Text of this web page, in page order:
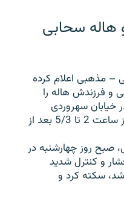
هاله سحابی
مذهبی اعلام کرده
و فرزندش هاله را
سهروردی
شمالی برگزار می کنند. این مراسم از ساعت 2 تا 5/3 بعد از
صبح روز چهارشنبه در
و کنترل شديد
شد، سکته کرد و